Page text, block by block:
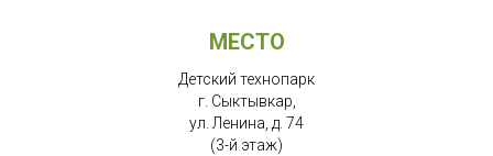
МЕСТО
Детский технопарк
г. Сыктывкар,
ул. Ленина, д. 74
(3-й этаж)